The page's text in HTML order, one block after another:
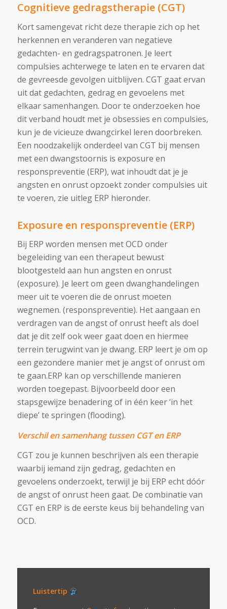
Cognitieve gedragstherapie (CGT)
Kort samengevat richt deze therapie zich op het
herkennen en veranderen van negatieve
gedachten- en gedragspatronen. Je leert
compulsies achterwege te laten en te ervaren dat
de gevreesde gevolgen uitblijven. CGT gaat ervan
uit dat gedachten, gedrag en gevoelens met
elkaar samenhangen. Door te onderzoeken hoe
dit verband houdt met je obsessies en compulsies,
kun je de vicieuze dwangcirkel leren doorbreken.
Een noodzakelijk onderdeel van CGT bij mensen
met een dwangstoornis is exposure en
responspreventie (ERP), wat inhoudt dat je je
angsten en onrust opzoekt zonder compulsies uit
te voeren, zie uitleg ERP hieronder.
Exposure en responspreventie (ERP)
Bij ERP worden mensen met OCD onder
begeleiding van een therapeut bewust
blootgesteld aan hun angsten en onrust
(exposure). Je leert om geen dwanghandelingen
meer uit te voeren die de onrust moeten
wegnemen. (responspreventie). Het aangaan en
verdragen van de angst of onrust heeft als doel
dat je dit zelf ook weer gaat doen en hiermee
terrein terugwint van je dwang. ERP leert je om op
een gezondere manier met je angst of onrust om
te gaan.ERP kan op verschillende manieren
worden toegepast. Bijvoorbeeld door een
stapsgewijze benadering of in één keer ‘in het
diepe’ te springen (flooding).
Verschil en samenhang tussen CGT en ERP
CGT zou je kunnen beschrijven als een therapie
waarbij iemand zijn gedrag, gedachten en
gevoelens onderzoekt, terwijl je bij ERP echt dóór
de angst of onrust heen gaat. De combinatie van
CGT en ERP is de eerste keus bij behandeling van
OCD.
Luistertip